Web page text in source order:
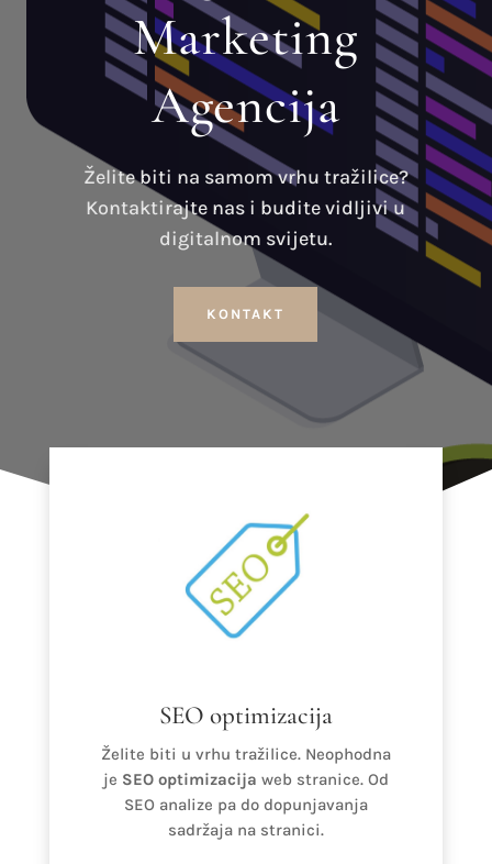
Marketing
Agencija
Želite biti na samom vrhu tražilice?
Kontaktirajte nas i budite vidljivi u
digitalnom svijetu.
KONTAKT
SEO optimizacija
Želite biti u vrhu tražilice. Neophodna
je SEO optimizacija web stranice. Od
SEO analize pa do dopunjavanja
sadržaja na stranici.